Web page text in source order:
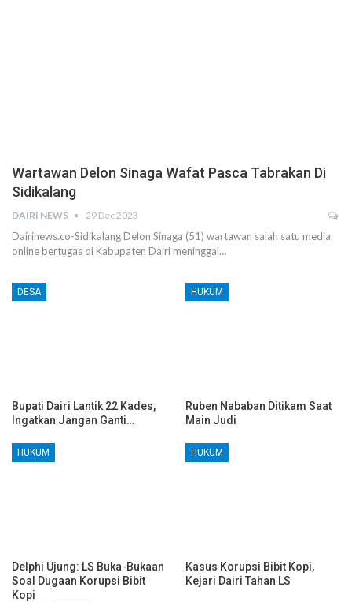
Wartawan Delon Sinaga Wafat Pasca Tabrakan Di
Sidikalang
DAIRI NEWS 29 Dec 2023
Dairinews.co-Sidikalang Delon Sinaga (51) wartawan salah satu media
online bertugas di Kabupaten Dairi meninggal…
DESA
Bupati Dairi Lantik 22 Kades,
Ingatkan Jangan Ganti…
HUKUM
Ruben Nababan Ditikam Saat
Main Judi
HUKUM
Delphi Ujung: LS Buka-Bukaan
Soal Dugaan Korupsi Bibit
Kopi
HUKUM
Kasus Korupsi Bibit Kopi,
Kejari Dairi Tahan LS